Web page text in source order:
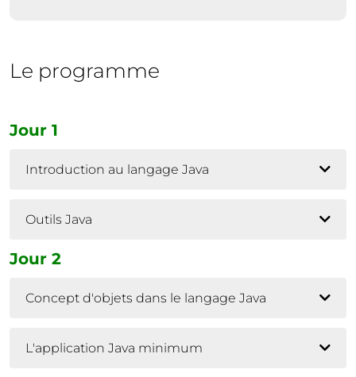
Le programme
Jour 1
Introduction au langage Java
Outils Java
Jour 2
Concept d'objets dans le langage Java
L'application Java minimum